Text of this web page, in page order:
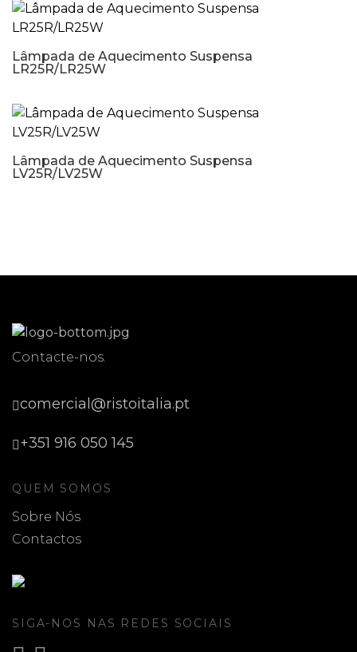
Lâmpada de Aquecimento Suspensa
LR25R/LR25W
Lâmpada de Aquecimento Suspensa
LV25R/LV25W
Contacte-nos.
comercial@ristoitalia.pt
+351 916 050 145
QUEM SOMOS
Sobre Nós
Contactos
SIGA-NOS NAS REDES SOCIAIS